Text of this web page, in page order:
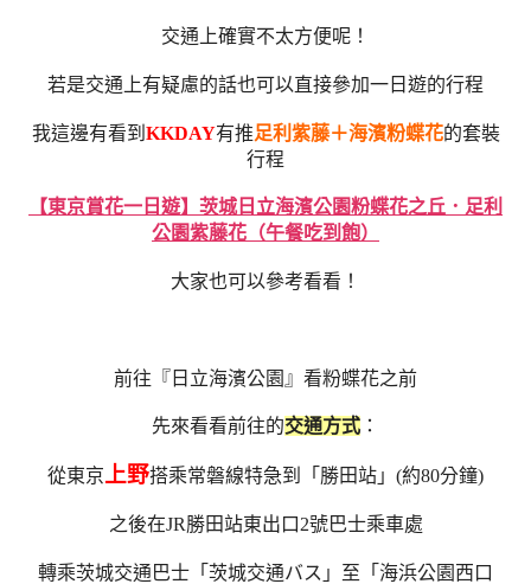
交通上確實不太方便呢！
若是交通上有疑慮的話也可以直接參加一日遊的行程
我這邊有看到 KKDAY有推足利紫藤＋海濱粉蝶花的套裝
行程
【東京賞花一日遊】茨城日立海濱公園粉蝶花之丘．足利
公園紫藤花（午餐吃到飽）
大家也可以參考看看！
前往『日立海濱公園』看粉蝶花之前
先來看看前往的交通方式 ：
從東京上野搭乘常磐線特急到「勝田站」(約80分鐘)
之後在JR勝田站東出口2號巴士乘車處
轉乘茨城交通巴士「茨城交通バス」至「海浜公園西口